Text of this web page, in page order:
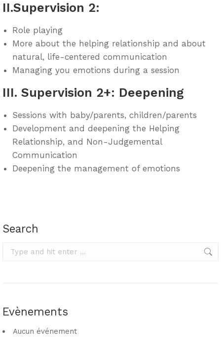
II.Supervision 2:
Role playing
More about the helping relationship and about
natural, life-centered communication
Managing you emotions during a session
III. Supervision 2+: Deepening
Sessions with baby/parents, children/parents
Development and deepening the Helping
Relationship, and Non-Judgemental
Communication
Deepening the management of emotions
Search
Search:
Evènements
Aucun événement